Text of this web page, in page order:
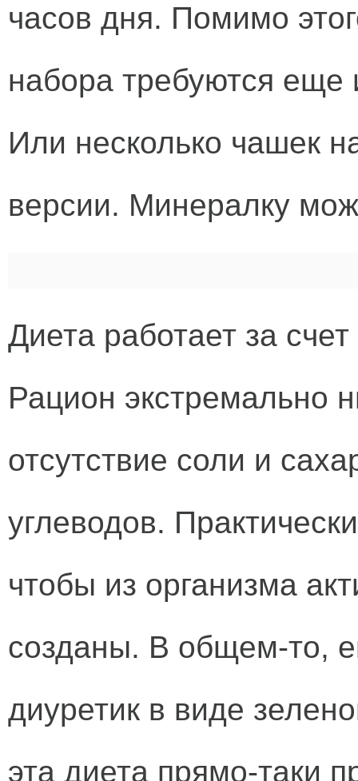
часов дня. Помимо
набора требуются еще
Или несколько чашек
версии. Минералку
Диета работает за
Рацион экстремально
отсутствие соли и
углеводов.
чтобы из организма
созданы. В общем-то,
диуретик в виде
эта диета прямо-таки